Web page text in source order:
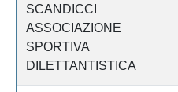
SCANDICCI
ASSOCIAZIONE
SPORTIVA
DILETTANTISTICA